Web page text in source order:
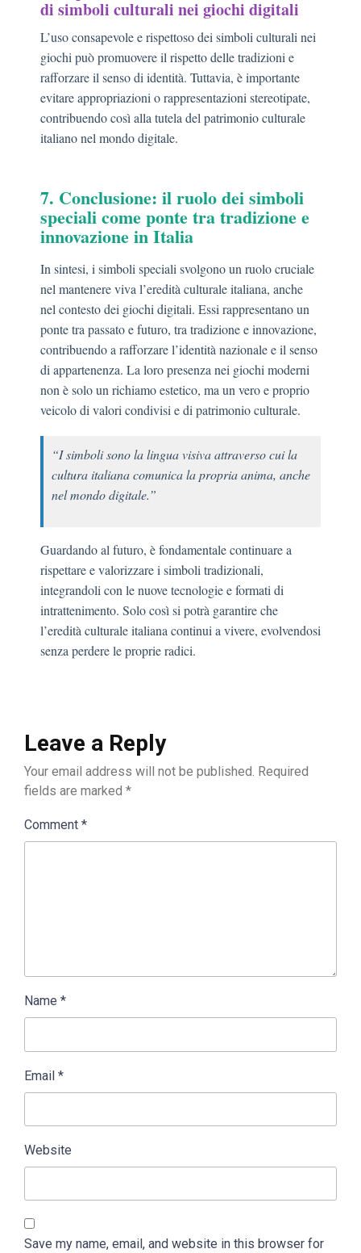
di simboli culturali nei giochi digitali
L’uso consapevole e rispettoso dei simboli culturali nei
giochi può promuovere il rispetto delle tradizioni e
rafforzare il senso di identità. Tuttavia, è importante
evitare appropriazioni o rappresentazioni stereotipate,
contribuendo così alla tutela del patrimonio culturale
italiano nel mondo digitale.
7. Conclusione: il ruolo dei simboli
speciali come ponte tra tradizione e
innovazione in Italia
In sintesi, i simboli speciali svolgono un ruolo cruciale
nel mantenere viva l’eredità culturale italiana, anche
nel contesto dei giochi digitali. Essi rappresentano un
ponte tra passato e futuro, tra tradizione e innovazione,
contribuendo a rafforzare l’identità nazionale e il senso
di appartenenza. La loro presenza nei giochi moderni
non è solo un richiamo estetico, ma un vero e proprio
veicolo di valori condivisi e di patrimonio culturale.
“I simboli sono la lingua visiva attraverso cui la
cultura italiana comunica la propria anima, anche
nel mondo digitale.”
Guardando al futuro, è fondamentale continuare a
rispettare e valorizzare i simboli tradizionali,
integrandoli con le nuove tecnologie e formati di
intrattenimento. Solo così si potrà garantire che
l’eredità culturale italiana continui a vivere, evolvendosi
senza perdere le proprie radici.
Leave a Reply
Your email address will not be published. Required
fields are marked *
Comment *
Name *
Email *
Website
Save my name, email, and website in this browser for